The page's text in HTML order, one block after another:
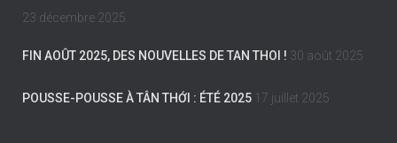
23 décembre 2025
FIN AOÛT 2025, DES NOUVELLES DE TAN THOI ! 30 août 2025
POUSSE-POUSSE À TÂN THỚI : ÉTÉ 2025 17 juillet 2025